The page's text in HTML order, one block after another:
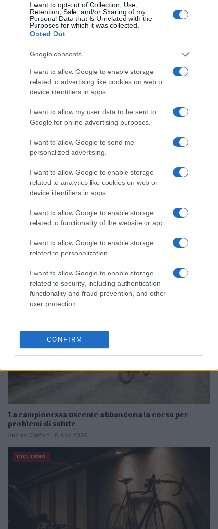
I want to opt-out of Collection, Use,
Retention, Sale, and/or Sharing of my
Personal Data that Is Unrelated with the
Purposes for which it was collected.
Opted Out
Google consents
I want to allow Google to enable storage
related to advertising like cookies on web or
device identifiers in apps.
I want to allow my user data to be sent to
Google for online advertising purposes.
I want to allow Google to send me
personalized advertising.
I want to allow Google to enable storage
related to analytics like cookies on web or
device identifiers in apps.
I want to allow Google to enable storage
related to functionality of the website or app.
I want to allow Google to enable storage
related to personalization.
I want to allow Google to enable storage
related to security, including authentication
functionality and fraud prevention, and other
user protection.
CONFIRM
allenatore under15 al Chieri e ciclista urbano.
Continua a leggere
La campionessa uscente abbandona la corsa per
problemi di salute
Andrea Conforti · 8 Ago 2026
CICLISMO